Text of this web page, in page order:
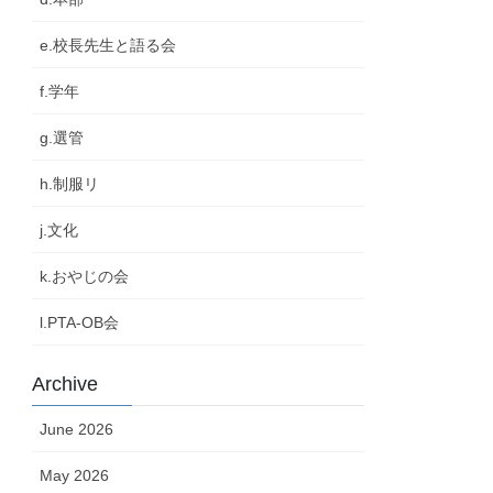
e.校長先生と語る会
f.学年
g.選管
h.制服リ
j.文化
k.おやじの会
l.PTA-OB会
Archive
June 2026
May 2026